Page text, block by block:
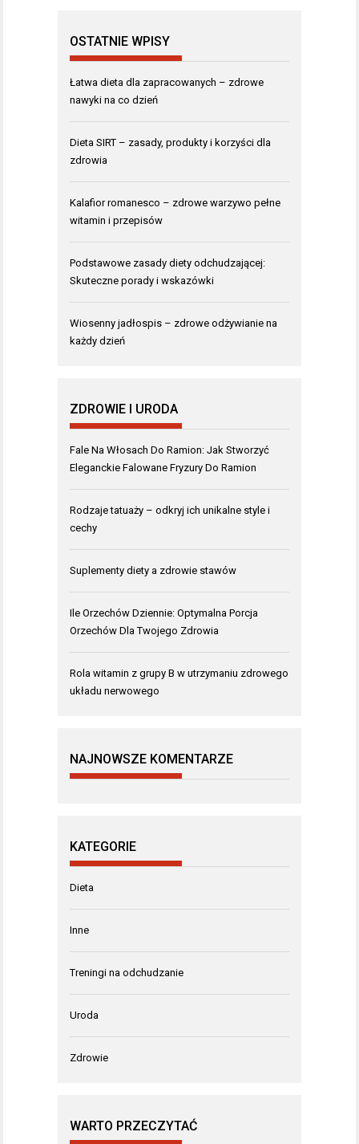
OSTATNIE WPISY
Łatwa dieta dla zapracowanych – zdrowe
nawyki na co dzień
Dieta SIRT – zasady, produkty i korzyści dla
zdrowia
Kalafior romanesco – zdrowe warzywo pełne
witamin i przepisów
Podstawowe zasady diety odchudzającej:
Skuteczne porady i wskazówki
Wiosenny jadłospis – zdrowe odżywianie na
każdy dzień
ZDROWIE I URODA
Fale Na Włosach Do Ramion: Jak Stworzyć
Eleganckie Falowane Fryzury Do Ramion
Rodzaje tatuaży – odkryj ich unikalne style i
cechy
Suplementy diety a zdrowie stawów
Ile Orzechów Dziennie: Optymalna Porcja
Orzechów Dla Twojego Zdrowia
Rola witamin z grupy B w utrzymaniu zdrowego
układu nerwowego
NAJNOWSZE KOMENTARZE
KATEGORIE
Dieta
Inne
Treningi na odchudzanie
Uroda
Zdrowie
WARTO PRZECZYTAĆ